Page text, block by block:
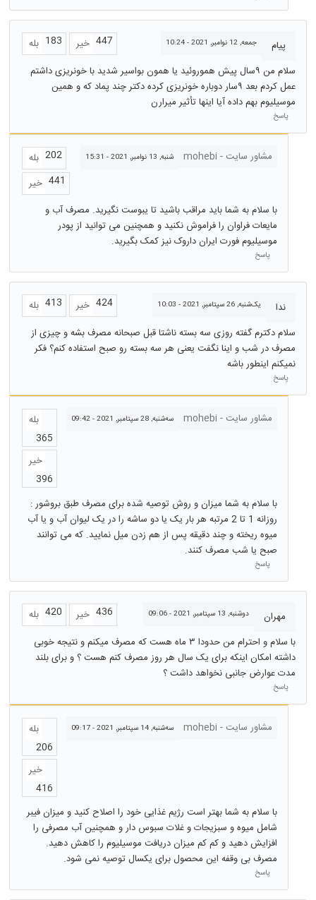
پیام جمعه, 12 نوامبر, 2021 - 10:24 بله 183 خیر 447
سلام من ۹سال پیش هموروئید یا همون بواسیر شدید با خونریزی داشتم
عمل کردم بعد ۹سار دوباره خونریزی کرده دکتر چند پماد که و همین
موسیلیوم بهم داده آیا اینها تأثیر میرارن
پاسخ
مشاور سایت - mohebi شنبه, 13 نوامبر, 2021 - 15:31 بله 202
خیر 441
با سلام به شما باید مراقب باشید تا یبوست نگیرید. مصرف آب و
مایعات فراوان را فراموش نکنید و همچنین می توانید از پودر
موسیلیوم فورت ایران داروک نیز کمک بگیرید.
پاسخ
ندا یک‌شنبه, 26 سپتامبر, 2021 - 10:03 بله 413 خیر 424
سلام دکترم گفته روزی سه بسته ناشتا قبل صبحانه مصرف بشه و چیزی از
مصرف در شب و اینا نگفت یعنی هر سه بسته رو صبح استفاده کنم؟ فکر
نمیکنم اینطور باشه
پاسخ
مشاور سایت - mohebi سه‌شنبه, 28 سپتامبر, 2021 - 09:42
بله
365
خیر
396
با سلام به شما میزان و روش توصیه شده برای مصرف طبق بروشور :
روزانه 1 تا 2 مرتبه هر بار یک یا دو ساشه را در یک لیوان آب و یا آب
میوه ریخته و چند دقیقه پس از هم زدن میل نمایید. که می توانند
صبح یا شب مصرف کنند.
پاسخ
مهران دوشنبه, 13 سپتامبر, 2021 - 09:06 بله 420 خیر 436
با سلام و احترام من حدودا ۳ ماه هست که مصرف میکنم و نتیجه خوبی
داشته امکان اینکه برای یک سال هر روز مصرف کنم هست ؟ و برای بلند
مدت عوارض جانبی نخواهد داشت ؟
پاسخ
مشاور سایت - mohebi سه‌شنبه, 14 سپتامبر, 2021 - 09:17
بله
206
خیر
416
با سلام به شما بهتر است رژیم غذایی خود را اصلاح کنید و میزان فیبر
شامل میوه و سبزیجات و غلات سبوس دار و همچنین آب مصرفی را
افزایش دهید و کم کم میزان دریافت موسیلیوم را کاهش دهید.
مصرف بی وقفه این محصول برای یکسال توصیه نمی شود.
پاسخ